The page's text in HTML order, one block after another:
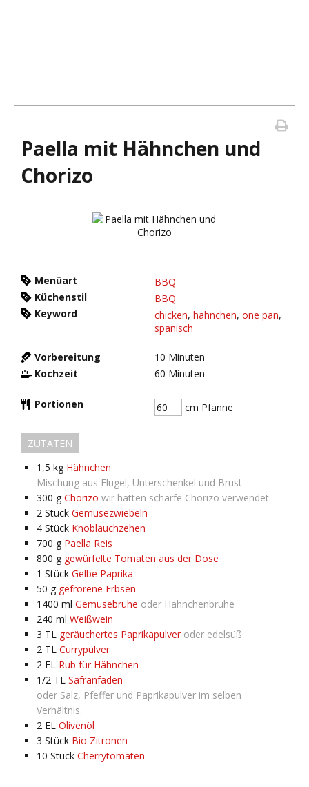
Paella mit Hähnchen und
Chorizo
Menüart
BBQ
Küchenstil
BBQ
Keyword
chicken, hähnchen, one pan,
spanisch
Vorbereitung 10 Minuten
Kochzeit
60 Minuten
Portionen cm Pfanne
ZUTATEN
1,5 kg Hähnchen
Mischung aus Flügel, Unterschenkel und Brust
300 g Chorizo wir hatten scharfe Chorizo verwendet
2 Stück Gemüsezwiebeln
4 Stück Knoblauchzehen
700 g Paella Reis
800 g gewürfelte Tomaten aus der Dose
1 Stück Gelbe Paprika
50 g gefrorene Erbsen
1400 ml Gemüsebrühe oder Hähnchenbrühe
240 ml Weißwein
3 TL geräuchertes Paprikapulver oder edelsüß
2 TL Currypulver
2 EL Rub für Hähnchen
1/2 TL Safranfäden
oder Salz, Pfeffer und Paprikapulver im selben
Verhältnis.
2 EL Olivenöl
3 Stück Bio Zitronen
10 Stück Cherrytomaten